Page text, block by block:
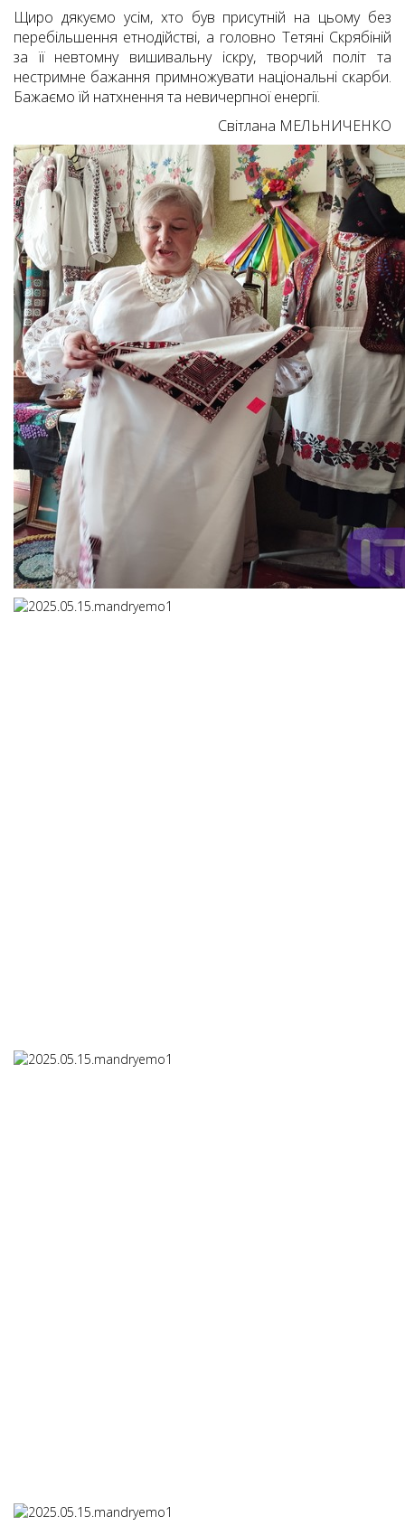
Щиро дякуємо усім, хто був присутній на цьому без
перебільшення етнодійстві, а головно Тетяні Скрябіній
за її невтомну вишивальну іскру, творчий політ та
нестримне бажання примножувати національні скарби.
Бажаємо їй натхнення та невичерпної енергії.
Світлана МЕЛЬНИЧЕНКО